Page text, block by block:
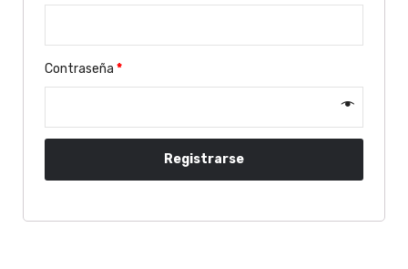
Contraseña *
Registrarse